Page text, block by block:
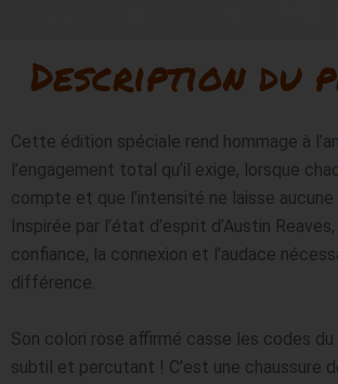
Description du
Cette édition spéciale rend hommage à
l’engagement total qu’il exige, lorsque
compte et que l’intensité ne laisse
Inspirée par l’état d’esprit d’Austin
confiance, la connexion et l’audace
différence.
Son colori rose affirmé casse les codes du
subtil et percutant ! C’est une chaussure